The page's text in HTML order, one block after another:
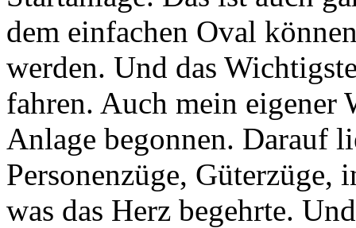
dem einfachen Oval
werden. Und das
fahren. Auch mein eigener
Anlage begonnen. Darauf
Personenzüge, Güterzüge,
was das Herz begehrte.